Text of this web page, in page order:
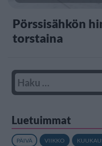
Pörssisähkön
torstaina
Luetuimmat
PÄIVÄ VIIKKO